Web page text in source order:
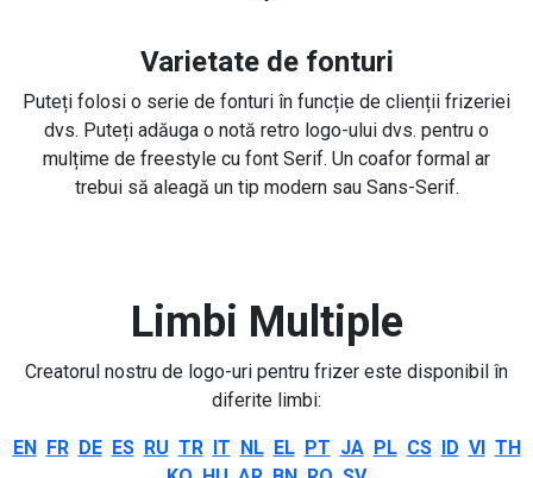
Varietate de fonturi
Puteți folosi o serie de fonturi în funcție de clienții frizeriei
dvs. Puteți adăuga o notă retro logo-ului dvs. pentru o
mulțime de freestyle cu font Serif. Un coafor formal ar
trebui să aleagă un tip modern sau Sans-Serif.
Limbi Multiple
Creatorul nostru de logo-uri pentru frizer este disponibil în
diferite limbi:
EN FR DE ES RU TR IT NL EL PT JA PL CS ID VI TH